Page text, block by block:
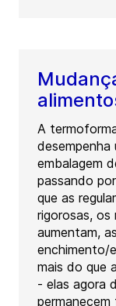
A
desempenha
embalagem
passando
que as
rigorosas, os
aumentam,
enchimento/
mais do que
- elas agora